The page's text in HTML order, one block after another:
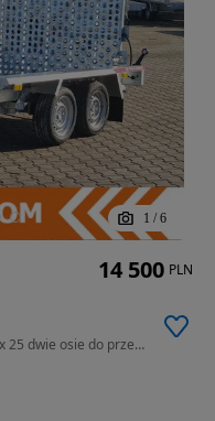
1 / 6
TEMARED Dostawa przyczepa 256 x 152 x 25 dwie osie do przewozu sprzętu
14 500 PLN